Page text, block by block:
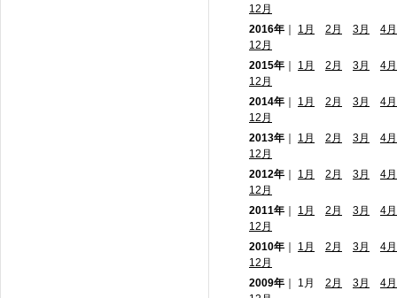
12月
2016年
1月 2月 3月
4月
12月
2015年
1月 2月 3月
4月
12月
2014年
1月 2月 3月
4月
12月
2013年
1月 2月 3月
4月
12月
2012年
1月 2月 3月
4月
12月
2011年
1月 2月 3月
4月
12月
2010年
1月 2月 3月
4月
12月
2009年 ｜ 1月 2月 3月
4月